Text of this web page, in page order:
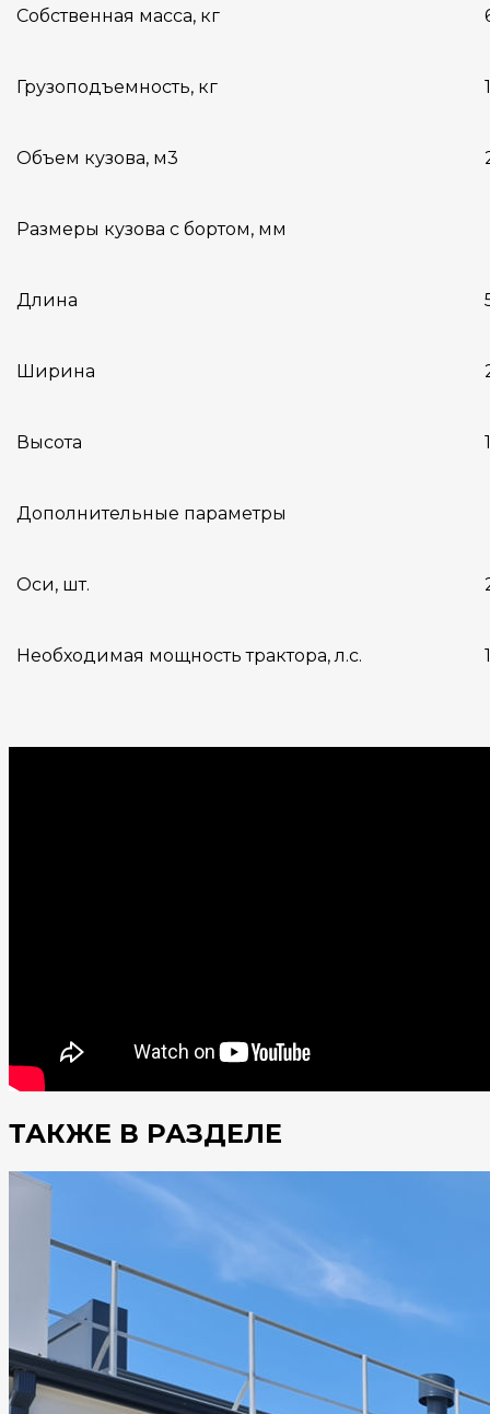
Собственная масса, кг
Грузоподъемность, кг
Объем кузова, м3
Размеры кузова с бортом, мм
Длина
Ширина
Высота
Дополнительные параметры
Оси, шт.
Необходимая мощность трактора, л.с.
ТАКЖЕ В РАЗДЕЛЕ